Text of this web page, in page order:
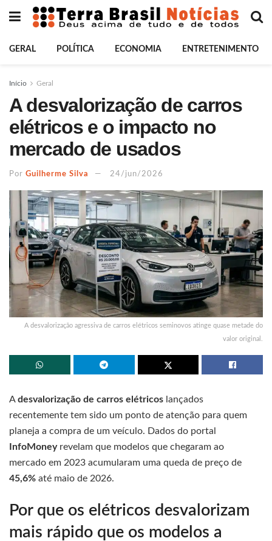
GERAL POLÍTICA ECONOMIA ENTRETENIMENTO
Início Geral
A desvalorização de carros
elétricos e o impacto no
mercado de usados
Por Guilherme Silva 24/jun/2026
A desvalorização agressiva de carros elétricos seminovos atinge quase metade do
valor original.
Adesvalorização de carros elétricos lançados
recentemente tem sido um ponto de atenção para quem
planeja a compra de um veículo. Dados do portal
InfoMoneyrevelam que modelos que chegaram ao
mercado em 2023 acumularam uma queda de preço de
45,6% até maio de 2026.
Por que os elétricos desvalorizam
mais rápido que os modelos a